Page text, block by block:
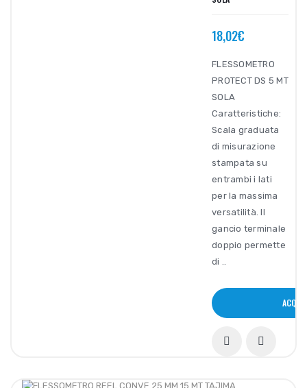
18,02€
FLESSOMETRO
PROTECT DS 5 MT
SOLA
Caratteristiche:
Scala graduata
di misurazione
stampata su
entrambi i lati
per la massima
versatilità. Il
gancio terminale
doppio permette
di ..